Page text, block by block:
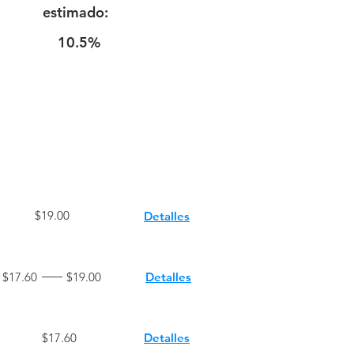
estimado:
10.5%
$19.00 Detalles
$17.60 $19.00 Detalles
$17.60 Detalles